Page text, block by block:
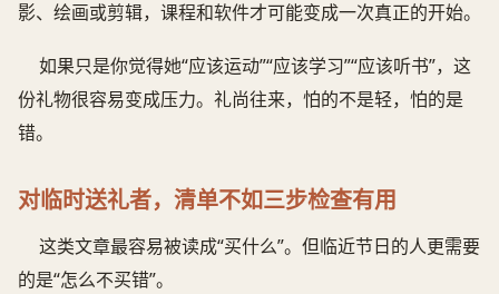
影、绘画或剪辑，课程和软件才可能变成一次真正的开始。
如果只是你觉得她“应该运动”“应该学习”“应该听书”，这
份礼物很容易变成压力。礼尚往来，怕的不是轻，怕的是
错。
对临时送礼者，清单不如三步检查有用
这类文章最容易被读成“买什么”。但临近节日的人更需要
的是“怎么不买错”。